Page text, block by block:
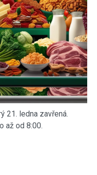
21. ledna zavřená.
až od 8:00.